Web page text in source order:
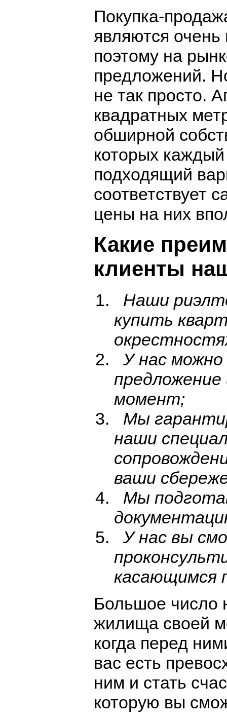
Покупка-
являются
поэтому на
предложений.
не так просто.
квадратных
обширной
которых
подходящий
соответствует
цены на них
Какие
клиенты
Наши
купить
У нас
момент;
Мы
наши
ваши
Мы
У нас вы
касающимся
Большое число
жилища своей
когда перед
вас есть
ним и стать
которую вы